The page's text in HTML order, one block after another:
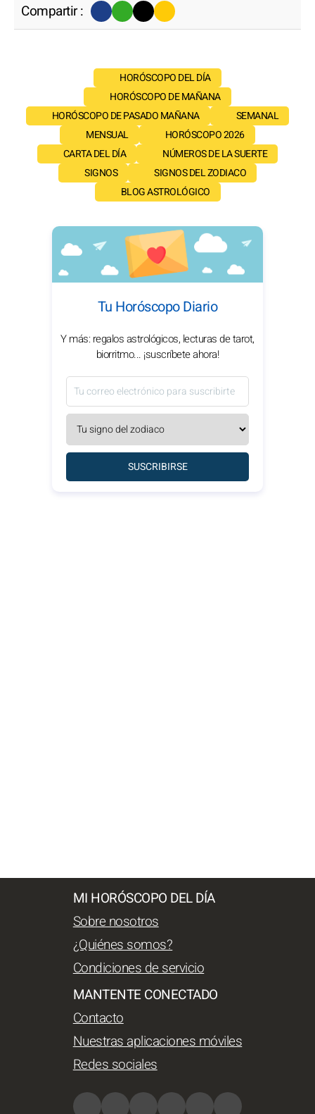
Compartir :
HORÓSCOPO DEL DÍA
HORÓSCOPO DE MAÑANA
HORÓSCOPO DE PASADO MAÑANA
SEMANAL
MENSUAL
HORÓSCOPO 2026
CARTA DEL DÍA
NÚMEROS DE LA SUERTE
SIGNOS
SIGNOS DEL ZODIACO
BLOG ASTROLÓGICO
Tu Horóscopo Diario
Y más: regalos astrológicos, lecturas de tarot,
biorritmo... ¡suscríbete ahora!
SUSCRIBIRSE
MI HORÓSCOPO DEL DÍA
Sobre nosotros
¿Quiénes somos?
Condiciones de servicio
MANTENTE CONECTADO
Contacto
Nuestras aplicaciones móviles
Redes sociales